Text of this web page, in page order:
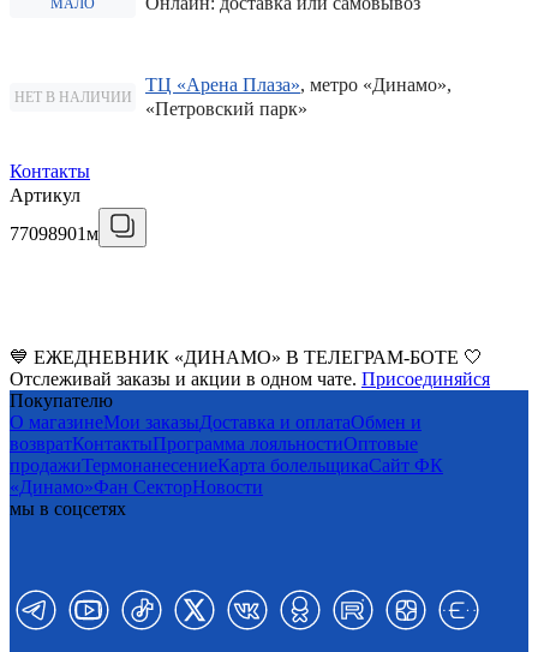
НЕТ В НАЛИЧИИ
ТЦ «Арена Плаза», метро «Динамо»,
«Петровский парк»
Контакты
Артикул
77098901м
💙 ЕЖЕДНЕВНИК «ДИНАМО» В ТЕЛЕГРАМ-БОТЕ 🤍
Отслеживай заказы и акции в одном чате. Присоединяйся
Покупателю
О магазинеМои заказыДоставка и оплатаОбмен и
возвратКонтактыПрограмма лояльностиОптовые
продажиТермонанесениеКарта болельщикаСайт ФК
«Динамо»Фан CекторНовости
мы в соцсетях